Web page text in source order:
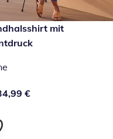
€
mit
€ €